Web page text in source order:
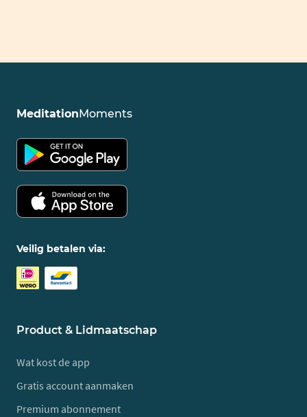
MeditationMoments
Veilig betalen via:
Product & Lidmaatschap
Wat kost de app
Gratis account aanmaken
Premium abonnement